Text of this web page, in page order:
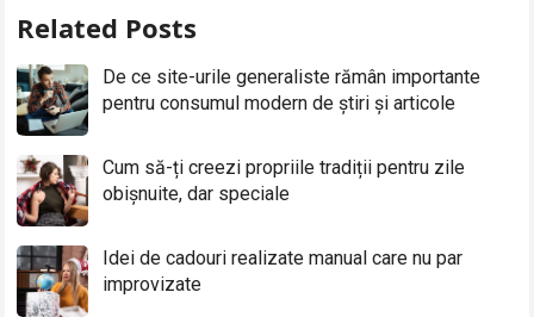
Related Posts
De ce site-urile generaliste rămân importante
pentru consumul modern de știri și articole
Cum să-ți creezi propriile tradiții pentru zile
obișnuite, dar speciale
Idei de cadouri realizate manual care nu par
improvizate